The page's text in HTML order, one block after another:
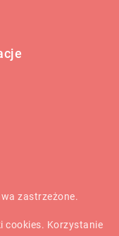
zastrzeżone.
cookies. Korzystanie